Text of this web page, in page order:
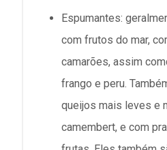
Espumantes:
com frutos do mar,
camarões, assim
frango e peru.
queijos mais leves e
camembert, e com